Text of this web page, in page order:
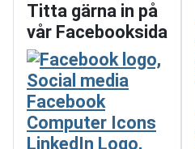
Titta gärna in på
vår Facebooksida